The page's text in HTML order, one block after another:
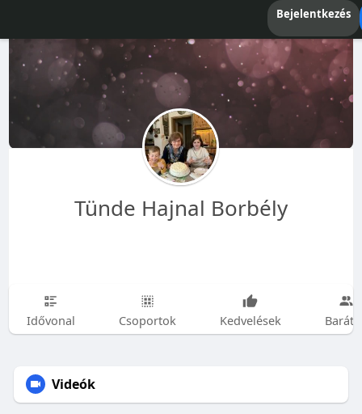
Bejelentkezés
Tünde Hajnal Borbély
Idővonal Csoportok Kedvelések
Videók